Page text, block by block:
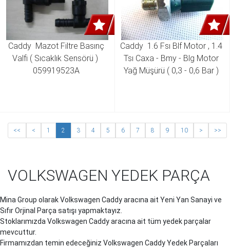
Caddy  Mazot Filtre Basınç
Valfi ( Sıcaklık Sensörü )
059919523A
Caddy  1.6 Fsı Blf Motor , 1.4
Tsı Caxa - Bmy - Blg Motor
Yağ Müşürü ( 0,3 - 0,6 Bar )
<< < 1 2 3 4 5 6 7 8 9 10 > >>
VOLKSWAGEN YEDEK PARÇA
Mina Group olarak Volkswagen Caddyaracına ait Yeni Yan Sanayi ve
Sıfır Orjinal Parça satışı yapmaktayız.
Stoklarımızda Volkswagen Caddyaracına ait tüm yedek parçalar
mevcuttur.
Firmamızdan temin edeceğiniz Volkswagen CaddyYedek Parçaları